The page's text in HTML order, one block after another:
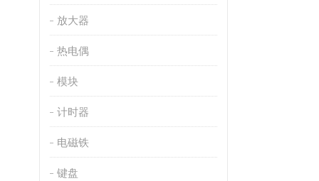
放大器
热电偶
模块
计时器
电磁铁
键盘